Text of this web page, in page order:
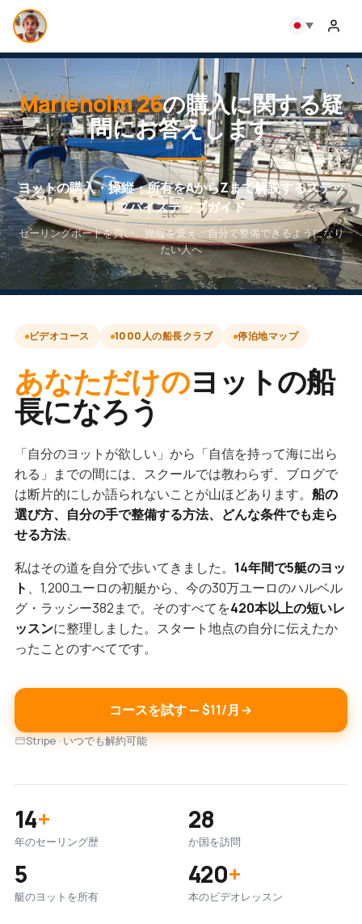
Marieholm 26の購入に関する疑
問にお答えします
ヨットの購入・操縦・所有をAからZまで解説するステッ
プバイステップガイド
セーリングボートを買い、操縦を覚え、自分で整備できるようになり
たい人へ
ビデオコース 1000人の船長クラブ 停泊地マップ
あなただけのヨットの船
長になろう
「自分のヨットが欲しい」から「自信を持って海に出ら
れる」までの間には、スクールでは教わらず、ブログで
は断片的にしか語られないことが山ほどあります。 船の
選び方、自分の手で整備する方法、どんな条件でも走ら
せる方法。
私はその道を自分で歩いてきました。 14年間で5艇のヨッ
ト 、1,200ユーロの初艇から、今の30万ユーロのハルベル
グ・ラッシー382まで。そのすべてを420本以上の短いレ
ッスンに整理しました。スタート地点の自分に伝えたか
ったことのすべてです。
コースを試す — $11/月
Stripe · いつでも解約可能
14+
年のセーリング歴
28
か国を訪問
5
艇のヨットを所有
420+
本のビデオレッスン